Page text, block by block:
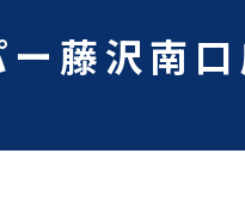
藤沢南